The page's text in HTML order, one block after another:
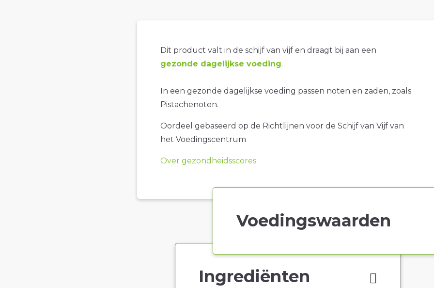
Dit product valt in de schijf van vijf en draagt bij aan een
gezonde dagelijkse voeding.
In een gezonde dagelijkse voeding passen noten en zaden, zoals
Pistachenoten.
Oordeel gebaseerd op de Richtlijnen voor de Schijf van Vijf van
het Voedingscentrum
Over gezondheidsscores
Voedingswaarden
Ingrediënten